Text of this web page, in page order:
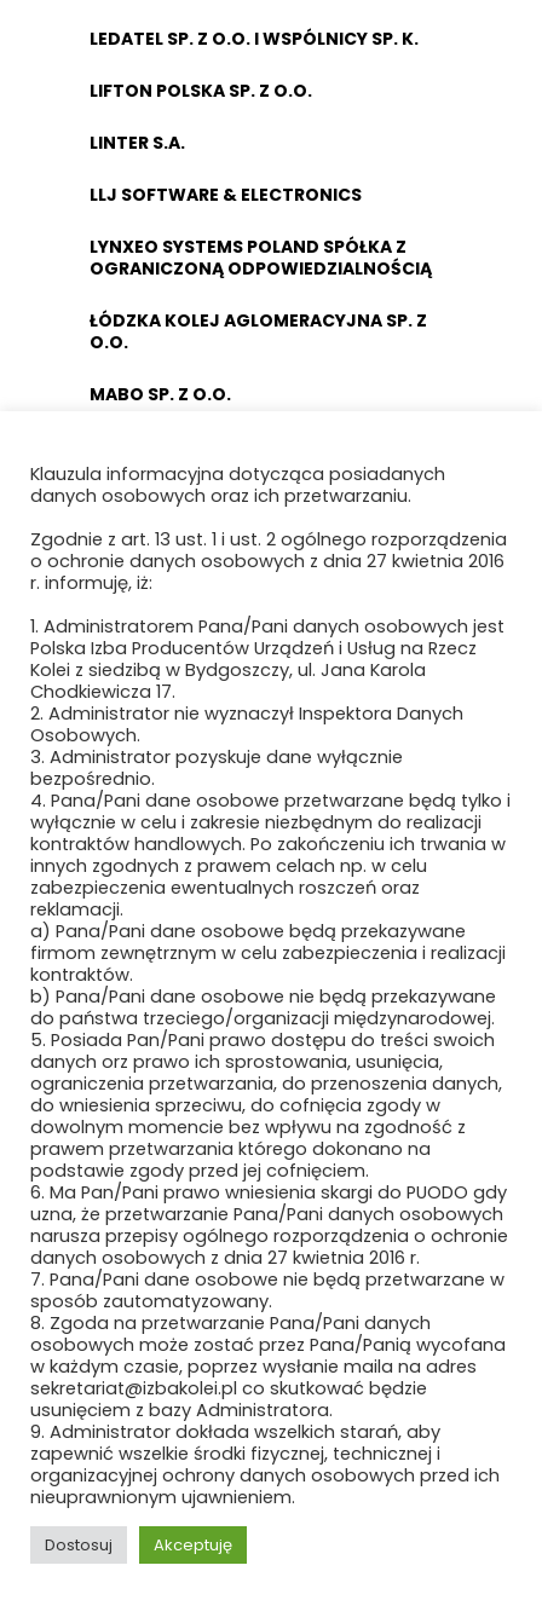
LEDATEL SP. Z O.O. I WSPÓLNICY SP. K.
LIFTON POLSKA SP. Z O.O.
LINTER S.A.
LLJ SOFTWARE & ELECTRONICS
LYNXEO SYSTEMS POLAND SPÓŁKA Z
OGRANICZONĄ ODPOWIEDZIALNOŚCIĄ
ŁÓDZKA KOLEJ AGLOMERACYJNA SP. Z
O.O.
MABO SP. Z O.O.
MÄDER POLAND
MAFELEC TEAM POLSKA SP. Z O.O.
MAŁE ŻURAWIE
MANKIEWICZ LAKIERY PRZEMYSŁOWE SP.
Z O.O. I S.K.
MASCORT USZCZELNIENIA
MAXIMUS PIOTR MAKSYMÓW
MAXTO TECHNOLOGY SPÓŁKA Z O.O.
MCMET SP. Z O.O.
MCPOLSKA.PL SP. Z O.O. SP.K.
MEDCOM SP. Z O.O.
METEOR EWA WIECZOREK
MIAMI TOMASZ ZAWADZKI SP. Z O.O.
MIDURA GROUP SP. Z O.O.
MIĘDZYNARODOWE TARGI POZNAŃSKIE
SP. Z O.O.
MIKRONIKA SP. Z O.O.
MILLENNIUM LEASING SP. Z O.O.
MK SEATS SP. Z O.O.
MMR GROUP SP. Z O.O
MMT IDEA SP. Z O.O. SP. K.
Klauzula informacyjna dotycząca posiadanych
danych osobowych oraz ich przetwarzaniu.
Zgodnie z art. 13 ust. 1 i ust. 2 ogólnego rozporządzenia
o ochronie danych osobowych z dnia 27 kwietnia 2016
r. informuję, iż:
1. Administratorem Pana/Pani danych osobowych jest
Polska Izba Producentów Urządzeń i Usług na Rzecz
Kolei z siedzibą w Bydgoszczy, ul. Jana Karola
Chodkiewicza 17.
2. Administrator nie wyznaczył Inspektora Danych
Osobowych.
3. Administrator pozyskuje dane wyłącznie
bezpośrednio.
4. Pana/Pani dane osobowe przetwarzane będą tylko i
wyłącznie w celu i zakresie niezbędnym do realizacji
kontraktów handlowych. Po zakończeniu ich trwania w
innych zgodnych z prawem celach np. w celu
zabezpieczenia ewentualnych roszczeń oraz
reklamacji.
a) Pana/Pani dane osobowe będą przekazywane
firmom zewnętrznym w celu zabezpieczenia i realizacji
kontraktów.
b) Pana/Pani dane osobowe nie będą przekazywane
do państwa trzeciego/organizacji międzynarodowej.
5. Posiada Pan/Pani prawo dostępu do treści swoich
danych orz prawo ich sprostowania, usunięcia,
ograniczenia przetwarzania, do przenoszenia danych,
do wniesienia sprzeciwu, do cofnięcia zgody w
dowolnym momencie bez wpływu na zgodność z
prawem przetwarzania którego dokonano na
podstawie zgody przed jej cofnięciem.
6. Ma Pan/Pani prawo wniesienia skargi do PUODO gdy
uzna, że przetwarzanie Pana/Pani danych osobowych
narusza przepisy ogólnego rozporządzenia o ochronie
danych osobowych z dnia 27 kwietnia 2016 r.
7. Pana/Pani dane osobowe nie będą przetwarzane w
sposób zautomatyzowany.
8. Zgoda na przetwarzanie Pana/Pani danych
osobowych może zostać przez Pana/Panią wycofana
w każdym czasie, poprzez wysłanie maila na adres
sekretariat@izbakolei.pl co skutkować będzie
usunięciem z bazy Administratora.
9. Administrator dokłada wszelkich starań, aby
zapewnić wszelkie środki fizycznej, technicznej i
organizacyjnej ochrony danych osobowych przed ich
nieuprawnionym ujawnieniem.
Dostosuj Akceptuję